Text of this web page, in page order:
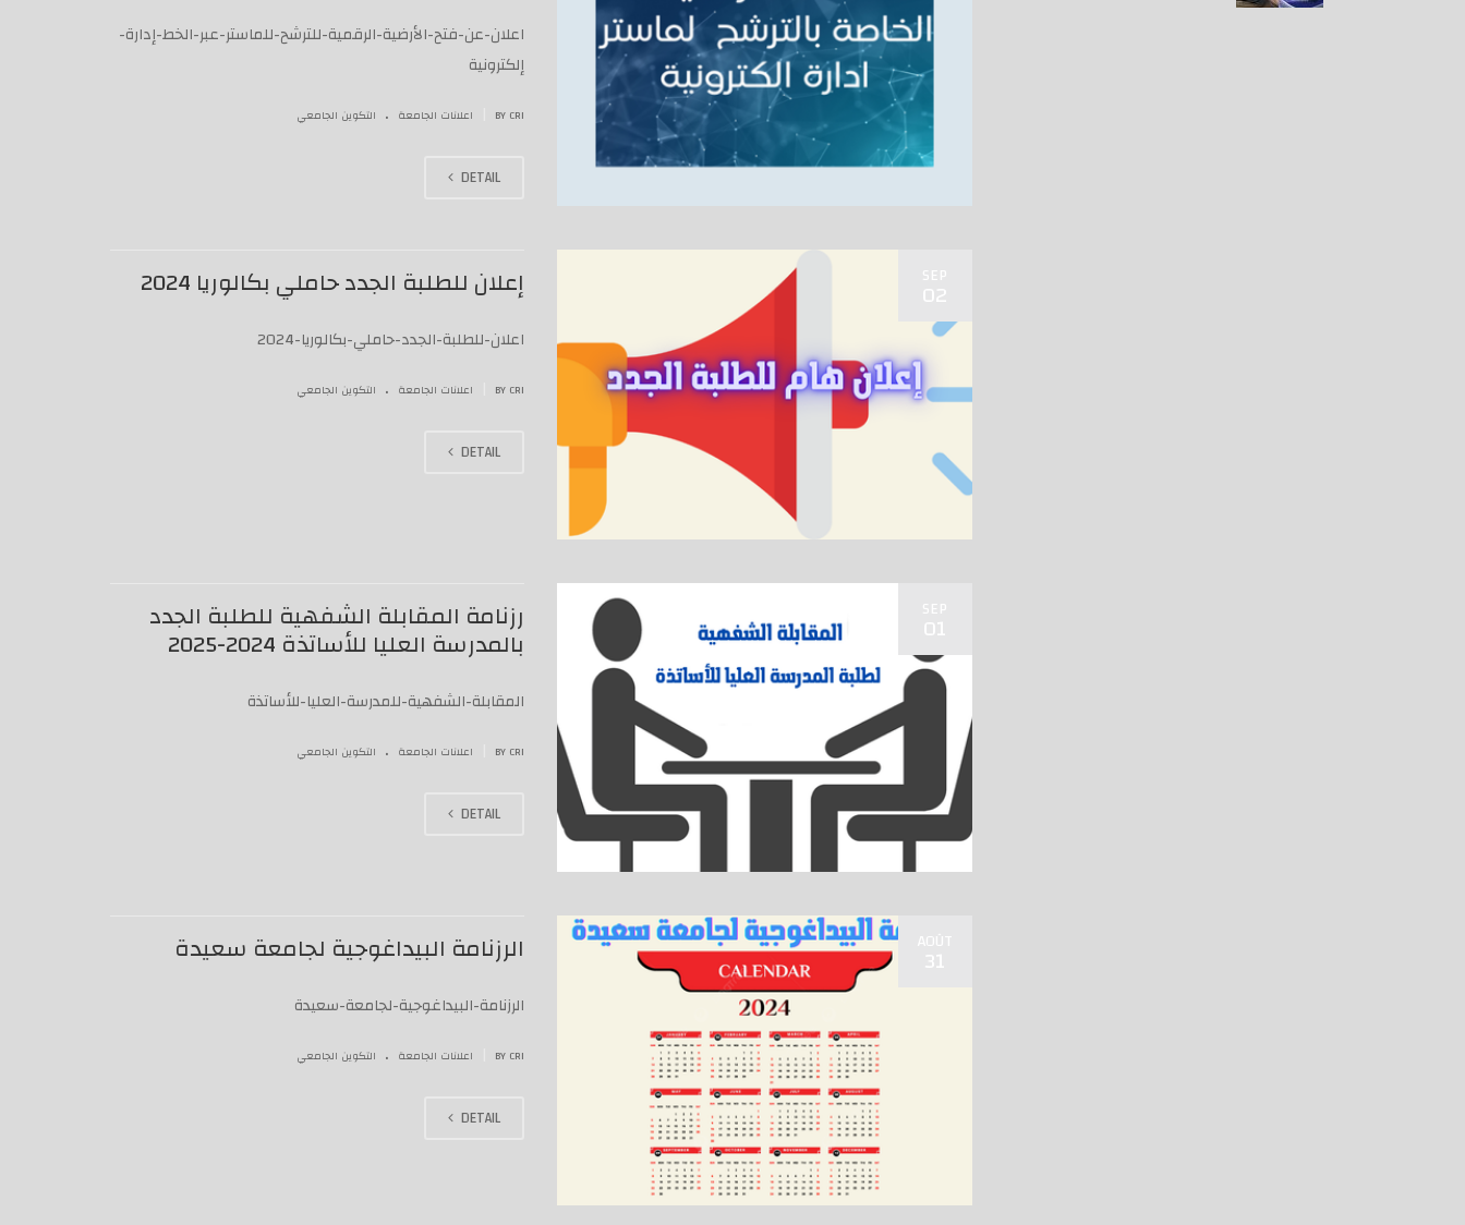
اعلان-عن-فتح-الأرضية-الرقمية-للترشح-للماستر-عبر-الخط-إدارة-
إلكترونية
BY CRI اعلانات الجامعة . التكوين الجامعي
DETAIL
SEP
02 إعلان للطلبة الجدد حاملي بكالوريا 2024
اعلان-للطلبة-الجدد-حاملي-بكالوريا-2024
BY CRI اعلانات الجامعة . التكوين الجامعي
DETAIL
SEP
01 رزنامة المقابلة الشفهية للطلبة الجدد
بالمدرسة العليا للأساتذة 2024-2025
المقابلة-الشفهية-للمدرسة-العليا-للأساتذة
BY CRI اعلانات الجامعة . التكوين الجامعي
DETAIL
AOÛT
31 الرزنامة البيداغوجية لجامعة سعيدة
الرزنامة-البيداغوجية-لجامعة-سعيدة
BY CRI اعلانات الجامعة . التكوين الجامعي
DETAIL